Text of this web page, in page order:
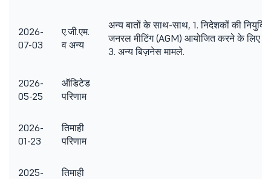
2026-
07-03
ए.जी.एम.
व अन्य
अन्य बातों के साथ-साथ, 1. निदेशकों की
जनरल मीटिंग (AGM) आयोजित करने के लिए
3. अन्य बिज़नेस मामले.
2026-
05-25
ऑडिटेड
परिणाम
2026-
01-23
तिमाही
परिणाम
2025-
तिमाही